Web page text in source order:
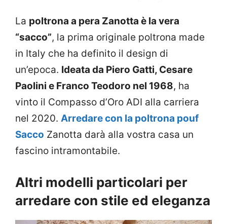
La poltrona a pera Zanotta è la vera
“sacco”, la prima originale poltrona made
in Italy che ha definito il design di
un’epoca. Ideata da Piero Gatti, Cesare
Paolini e Franco Teodoro nel 1968, ha
vinto il Compasso d’Oro ADI alla carriera
nel 2020. Arredare con la poltrona pouf
Sacco Zanotta darà alla vostra casa un
fascino intramontabile.
Altri modelli particolari per
arredare con stile ed eleganza